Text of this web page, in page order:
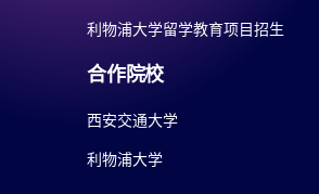
利物浦大学留学教育项目招生
合作院校
西安交通大学
利物浦大学